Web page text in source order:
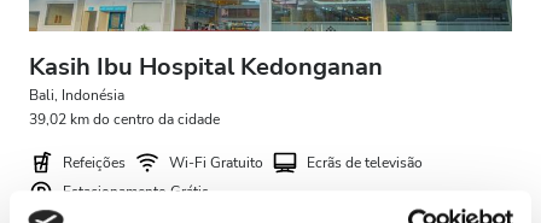
Manhã
Tarde
Final da tarde
Noite
Kasih Ibu Hospital Kedonganan
Bali, Indonésia
39,02 km do centro da cidade
Refeições Wi-Fi Gratuito
Ecrãs de televisão
Estacionamento Grátis